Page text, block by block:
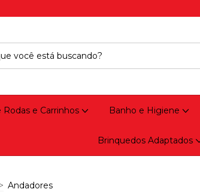
Rodas e Carrinhos Banho e Higiene
Brinquedos Adaptados
> Andadores